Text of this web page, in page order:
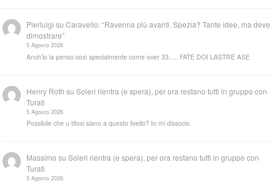
Pierluigi suCaravello: “Ravenna più avanti. Spezia? Tante idee, ma deve
dimostrare”
5 Agosto 2026
Anch'io la penso così specialmente come over 33..... FATE DOI LASTRE ASE
Henry Roth suSoleri rientra (e spera), per ora restano tutti in gruppo con
Turati
5 Agosto 2026
Possibile che u tifosi siano a questo livello? Io mi dissocio.
Massimo suSoleri rientra (e spera), per ora restano tutti in gruppo con
Turati
5 Agosto 2026